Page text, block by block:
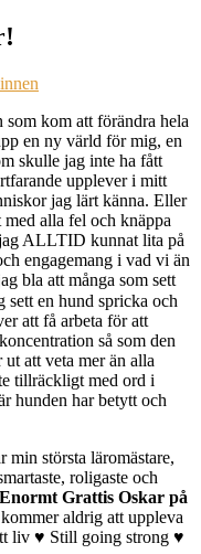
som kom att förändra hela
en ny värld för mig, en
skulle jag inte ha fått
upplever i mitt
jag lärt känna. Eller
alla fel och knäppa
ALLTID kunnat lita på
engagemang i vad vi än
bla att många som sett
en hund spricka och
att få arbeta för att
så som den
att veta mer än alla
tillräckligt med ord i
hunden har betytt och
största läromästare,
roligaste och
Enormt Grattis Oskar på
aldrig att uppleva
liv ♥ Still going strong ♥